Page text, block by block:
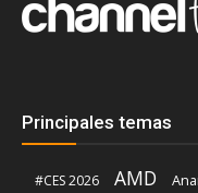
Principales temas
#CES 2026 AMD